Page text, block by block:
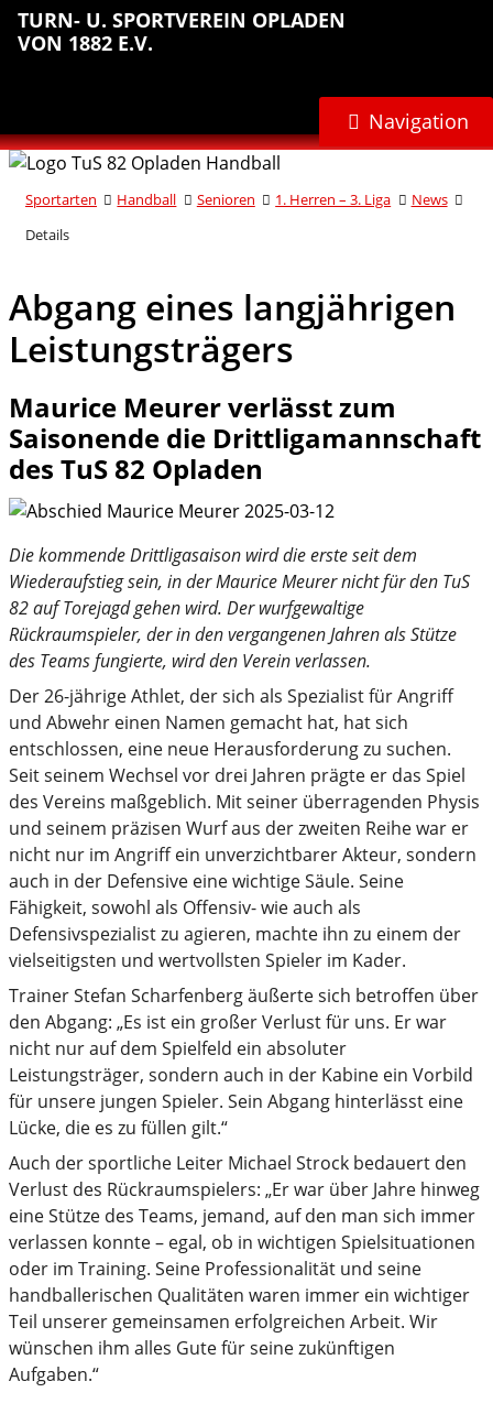
Sprungmarken
Inhalt
anspringen
Hauptnavigation
anspringen
Abteilungsnavigation
anspringen
Fußbereich
anspringen
TURN- U. SPORTVEREIN OPLADEN
VON 1882 E.V.
Navigation
Sportarten Handball Senioren 1. Herren – 3. Liga
News
Details
Abgang eines langjährigen
Leistungsträgers
Maurice Meurer verlässt zum
Saisonende die Drittligamannschaft
des TuS 82 Opladen
Die kommende Drittligasaison wird die erste seit dem
Wiederaufstieg sein, in der Maurice Meurer nicht für den TuS
82 auf Torejagd gehen wird. Der wurfgewaltige
Rückraumspieler, der in den vergangenen Jahren als Stütze
des Teams fungierte, wird den Verein verlassen.
Der 26-jährige Athlet, der sich als Spezialist für Angriff
und Abwehr einen Namen gemacht hat, hat sich
entschlossen, eine neue Herausforderung zu suchen.
Seit seinem Wechsel vor drei Jahren prägte er das Spiel
des Vereins maßgeblich. Mit seiner überragenden Physis
und seinem präzisen Wurf aus der zweiten Reihe war er
nicht nur im Angriff ein unverzichtbarer Akteur, sondern
auch in der Defensive eine wichtige Säule. Seine
Fähigkeit, sowohl als Offensiv- wie auch als
Defensivspezialist zu agieren, machte ihn zu einem der
vielseitigsten und wertvollsten Spieler im Kader.
Trainer Stefan Scharfenberg äußerte sich betroffen über
den Abgang: „Es ist ein großer Verlust für uns. Er war
nicht nur auf dem Spielfeld ein absoluter
Leistungsträger, sondern auch in der Kabine ein Vorbild
für unsere jungen Spieler. Sein Abgang hinterlässt eine
Lücke, die es zu füllen gilt.“
Auch der sportliche Leiter Michael Strock bedauert den
Verlust des Rückraumspielers: „Er war über Jahre hinweg
eine Stütze des Teams, jemand, auf den man sich immer
verlassen konnte – egal, ob in wichtigen Spielsituationen
oder im Training. Seine Professionalität und seine
handballerischen Qualitäten waren immer ein wichtiger
Teil unserer gemeinsamen erfolgreichen Arbeit. Wir
wünschen ihm alles Gute für seine zukünftigen
Aufgaben.“